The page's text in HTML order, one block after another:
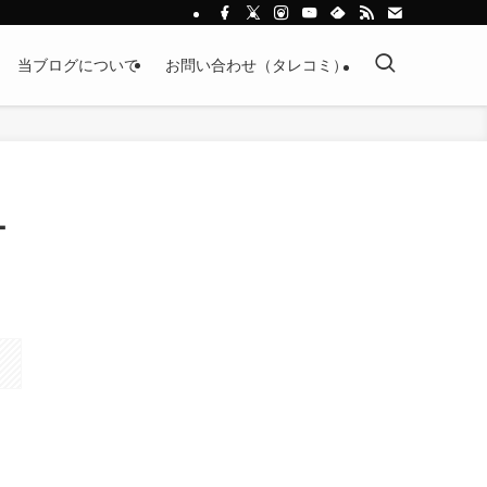
当ブログについて お問い合わせ（タレコミ）